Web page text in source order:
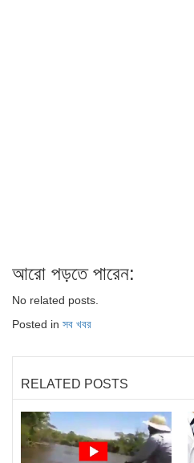
আরো পড়তে পারেন:
No related posts.
Posted in সব খবর
RELATED POSTS